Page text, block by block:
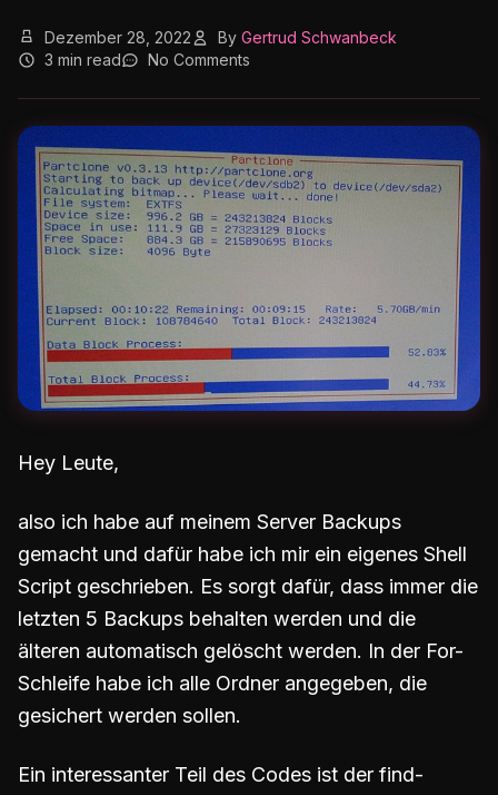
Dezember 28, 2022 By Gertrud Schwanbeck
3 min read
No Comments
Hey Leute,
also ich habe auf meinem Server Backups
gemacht und dafür habe ich mir ein eigenes Shell
Script geschrieben. Es sorgt dafür, dass immer die
letzten 5 Backups behalten werden und die
älteren automatisch gelöscht werden. In der For-
Schleife habe ich alle Ordner angegeben, die
gesichert werden sollen.
Ein interessanter Teil des Codes ist der find-